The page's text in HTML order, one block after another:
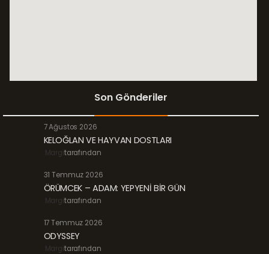
Son Gönderiler
7 Ağustos 2026
KELOĞLAN VE HAYVAN DOSTLARI
Margitarafından
31 Temmuz 2026
ÖRÜMCEK – ADAM: YEPYENİ BİR GÜN
Margitarafından
17 Temmuz 2026
ODYSSEY
Margitarafından